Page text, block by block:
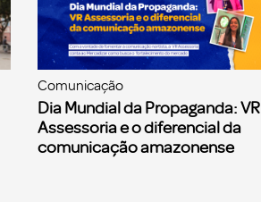
Comunicação
Dia Mundial da Propaganda: VR
Assessoria e o diferencial da
comunicação amazonense